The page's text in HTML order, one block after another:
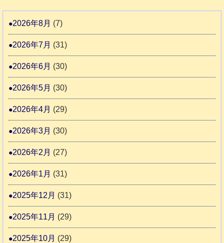
1
告
か
す
度
本
物
推
2026年8月 (7)
2026年7月 (31)
2026年6月 (30)
2026年5月 (30)
2026年4月 (29)
2026年3月 (30)
2026年2月 (27)
2026年1月 (31)
2025年12月 (31)
2025年11月 (29)
2025年10月 (29)